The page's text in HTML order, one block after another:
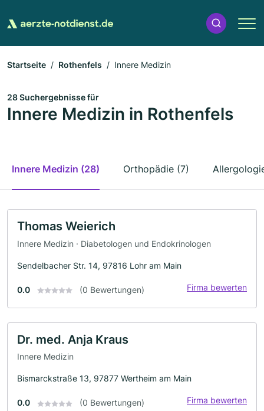
Startseite Rothenfels Innere Medizin
28 Suchergebnisse für
Innere Medizin in Rothenfels
Innere Medizin (28) Orthopädie (7)
Thomas Weierich
Innere Medizin · Diabetologen und Endokrinologen
Sendelbacher Str. 14, 97816 Lohr am Main
0.0 (0 Bewertungen) Firma bewerten
Dr. med. Anja Kraus
Innere Medizin
Bismarckstraße 13, 97877 Wertheim am Main
0.0 (0 Bewertungen) Firma bewerten